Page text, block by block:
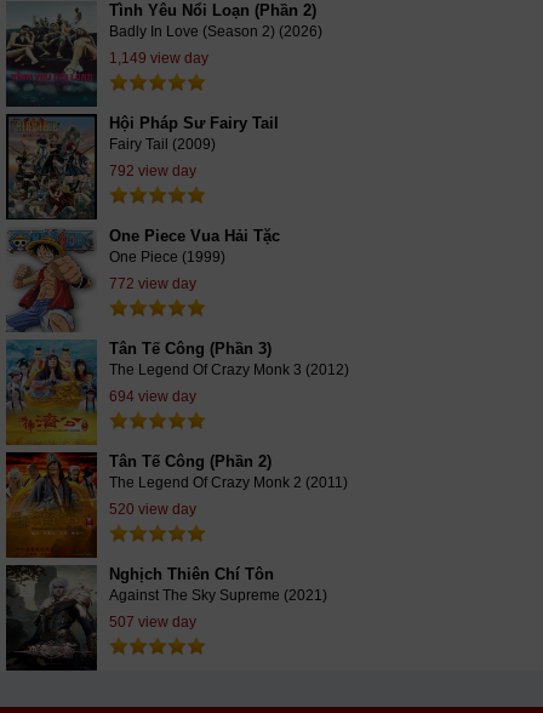
Tình Yêu Nổi Loạn (Phần 2)
Badly In Love (Season 2) (2026)
1,149 view day
Hội Pháp Sư Fairy Tail
Fairy Tail (2009)
792 view day
One Piece Vua Hải Tặc
One Piece (1999)
772 view day
Tân Tế Công (Phần 3)
The Legend Of Crazy Monk 3 (2012)
694 view day
Tân Tế Công (Phần 2)
The Legend Of Crazy Monk 2 (2011)
520 view day
Nghịch Thiên Chí Tôn
Against The Sky Supreme (2021)
507 view day